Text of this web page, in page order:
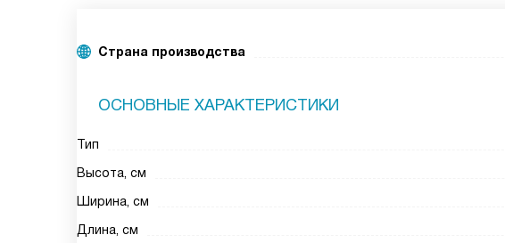
Страна производства
ОСНОВНЫЕ ХАРАКТЕРИСТИКИ
Тип
Высота, см
Ширина, см
Длина, см